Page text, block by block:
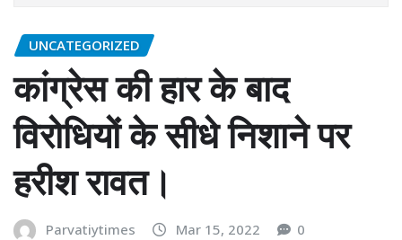
UNCATEGORIZED
कांग्रेस की हार के बाद
विरोधियों के सीधे निशाने पर
हरीश रावत।
Parvatiytimes Mar 15, 2022 0